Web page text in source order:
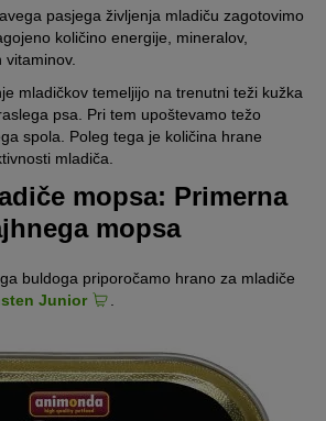
pasjega življenja mladiču zagotovimo
količino energije, mineralov,
mladičkov temeljijo na trenutni teži kužka
psa. Pri tem upoštevamo težo
spola. Poleg tega je količina hrane
mladiča.
mopsa: Primerna
mopsa
buldoga priporočamo hrano za mladiče
Junior